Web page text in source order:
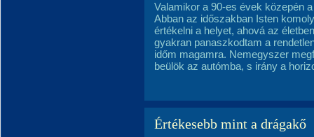
Valamikor a 90-es évek közepén
Abban az időszakban Isten
értékelni a helyet, ahová az
gyakran panaszkodtam a
időm magamra. Nemegyszer
beülök az autómba, s irány a
Értékesebb mint a drágakő